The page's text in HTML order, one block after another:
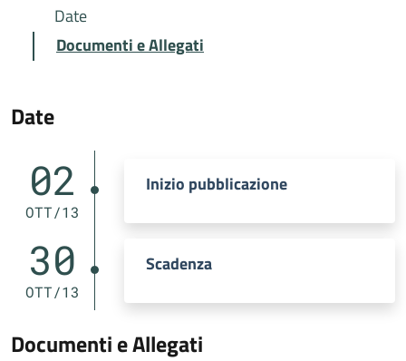
Date
Documenti e Allegati
Date
02
OTT/13
Inizio pubblicazione
30
OTT/13
Scadenza
Documenti e Allegati